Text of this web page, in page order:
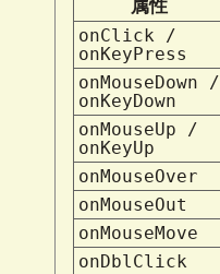
属性
onClick /
onKeyPress
onMouseDown /
onKeyDown
onMouseUp /
onKeyUp
onMouseOver
onMouseOut
onMouseMove
onDblClick